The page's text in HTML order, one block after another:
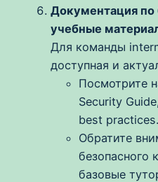
Документация по
учебные
Для команды
доступная и
Посмотрите
Security
best practices.
Обратите
безопасного
базовые